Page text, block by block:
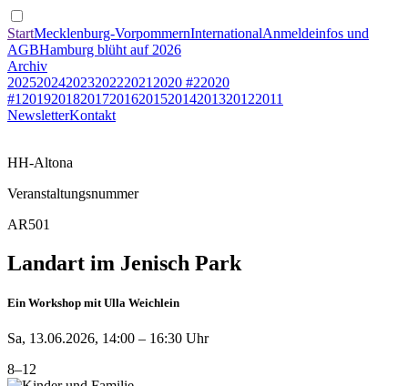
StartMecklenburg-VorpommernInternationalAnmeldeinfos und
AGBHamburg blüht auf 2026
Archiv
20252024202320222021 2020 #22020
#1 201920182017201620152014201320122011
NewsletterKontakt
HH-Altona
Veranstaltungsnummer
AR501
Landart im Jenisch Park
Ein Workshop mit Ulla Weichlein
Sa, 13.06.2026, 14:00 – 16:30 Uhr
8–12